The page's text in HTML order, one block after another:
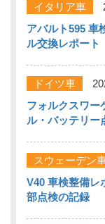
イタリア車
アバルト595 車
ル交換レポート
ドイツ車
フォルクスワー
ル・バッテリー
スウェーデン
V40 車検整備レ
部点検の記録